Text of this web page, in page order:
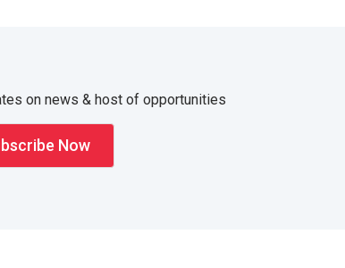
on news & host of opportunities